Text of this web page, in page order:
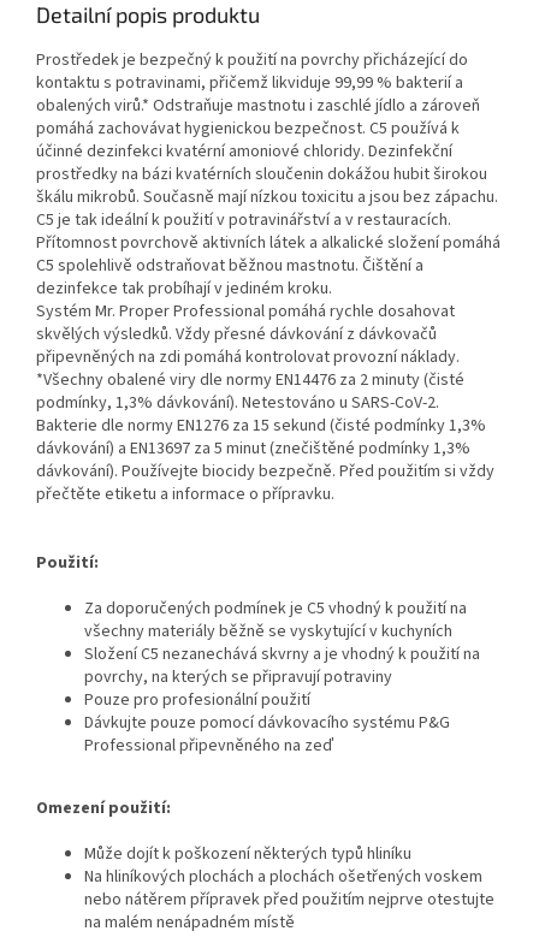
Detailní popis produktu
Prostředek je bezpečný k použití na povrchy přicházející do
kontaktu s potravinami, přičemž likviduje 99,99 % bakterií a
obalených virů.* Odstraňuje mastnotu i zaschlé jídlo a zároveň
pomáhá zachovávat hygienickou bezpečnost. C5 používá k
účinné dezinfekci kvatérní amoniové chloridy. Dezinfekční
prostředky na bázi kvatérních sloučenin dokážou hubit širokou
škálu mikrobů. Současně mají nízkou toxicitu a jsou bez zápachu.
C5 je tak ideální k použití v potravinářství a v restauracích.
Přítomnost povrchově aktivních látek a alkalické složení pomáhá
C5 spolehlivě odstraňovat běžnou mastnotu. Čištění a
dezinfekce tak probíhají v jediném kroku.
Systém Mr. Proper Professional pomáhá rychle dosahovat
skvělých výsledků. Vždy přesné dávkování z dávkovačů
připevněných na zdi pomáhá kontrolovat provozní náklady.
*Všechny obalené viry dle normy EN14476 za 2 minuty (čisté
podmínky, 1,3% dávkování). Netestováno u SARS-CoV-2.
Bakterie dle normy EN1276 za 15 sekund (čisté podmínky 1,3%
dávkování) a EN13697 za 5 minut (znečištěné podmínky 1,3%
dávkování). Používejte biocidy bezpečně. Před použitím si vždy
přečtěte etiketu a informace o přípravku.
Použití:
Za doporučených podmínek je C5 vhodný k použití na
všechny materiály běžně se vyskytující v kuchyních
Složení C5 nezanechává skvrny a je vhodný k použití na
povrchy, na kterých se připravují potraviny
Pouze pro profesionální použití
Dávkujte pouze pomocí dávkovacího systému P&G
Professional připevněného na zeď
Omezení použití:
Může dojít k poškození některých typů hliníku
Na hliníkových plochách a plochách ošetřených voskem
nebo nátěrem přípravek před použitím nejprve otestujte
na malém nenápadném místě